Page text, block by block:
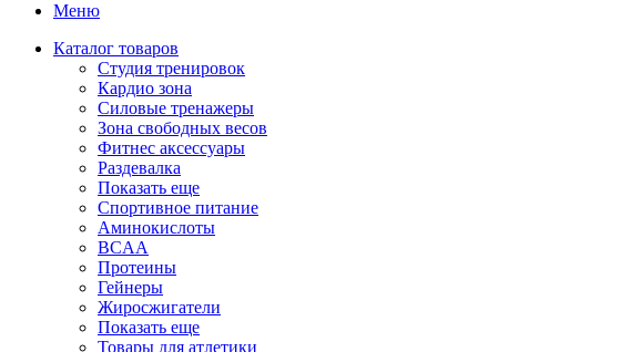
Меню
Каталог товаров
Студия тренировок
Кардио зона
Силовые тренажеры
Зона свободных весов
Фитнес аксессуары
Раздевалка
Показать еще
Спортивное питание
Аминокислоты
BCAA
Протеины
Гейнеры
Жиросжигатели
Показать еще
Товары для атлетики